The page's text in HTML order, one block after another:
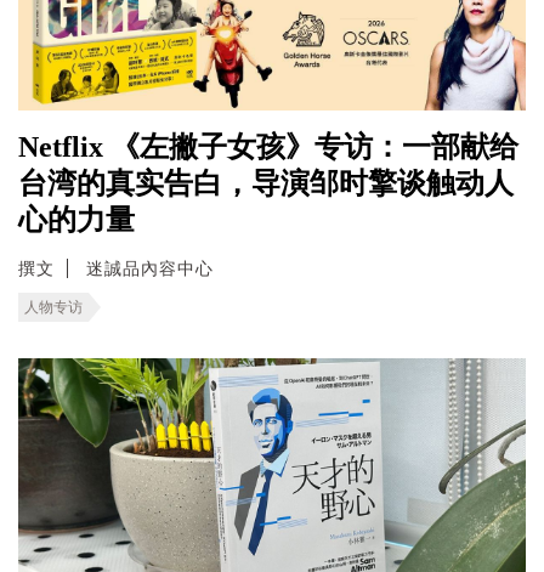
Netflix 《左撇子女孩》专访：一部献给
台湾的真实告白，导演邹时擎谈触动人
心的力量
撰文 迷誠品內容中心
人物专访